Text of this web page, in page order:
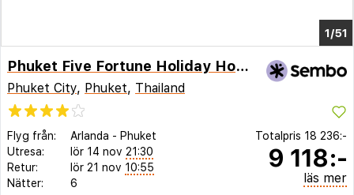
1/43
Phuket Five Fortune Holiday Hotel
Phuket City, Phuket, Thailand
Flyg från: Arlanda - Phuket
Utresa:
lör 14 nov 21:30
Retur:
lör 21 nov 10:55
Nätter:
6
Totalpris 18 236:-
9 118:-
läs mer